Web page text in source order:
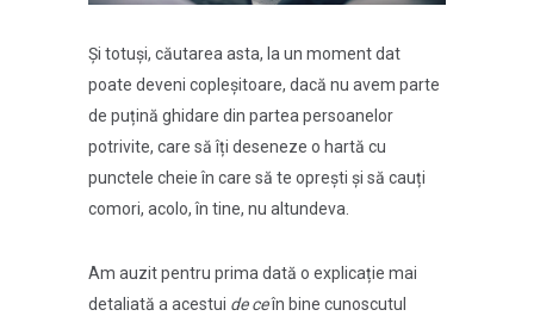
Și totuși, căutarea asta, la un moment dat
poate deveni copleșitoare, dacă nu avem parte
de puțină ghidare din partea persoanelor
potrivite, care să îți deseneze o hartă cu
punctele cheie în care să te oprești și să cauți
comori, acolo, în tine, nu altundeva.
Am auzit pentru prima dată o explicație mai
detaliată a acestui de ceîn bine cunoscutul